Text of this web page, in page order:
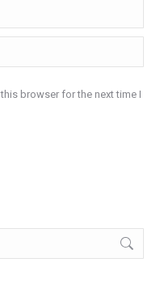
browser for the next time I